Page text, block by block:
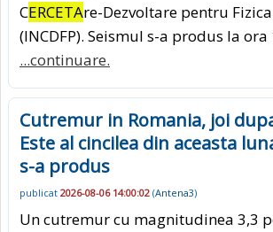
CERCETAre-Dezvoltare pentru
(INCDFP). Seismul s-a produs la ora
...continuare.
Cutremur in Romania, joi
Este al cincilea din aceasta
s-a produs
publicat 2026-08-06 14:00:02 (Antena3)
Un cutremur cu magnitudinea 3,3